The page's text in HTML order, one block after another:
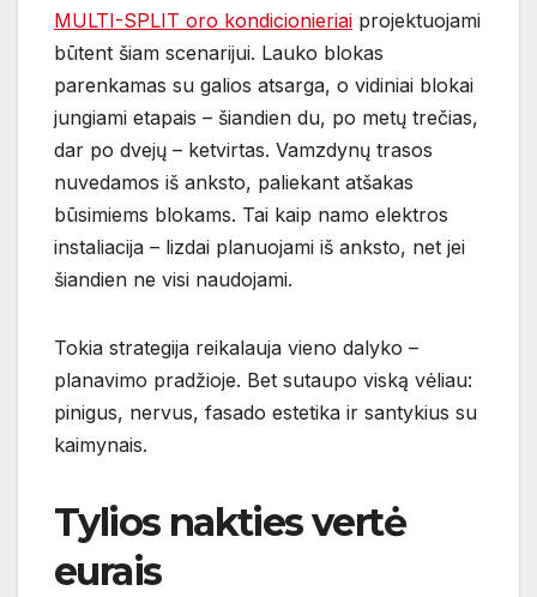
MULTI-SPLIT oro kondicionieriai projektuojami
būtent šiam scenarijui. Lauko blokas
parenkamas su galios atsarga, o vidiniai blokai
jungiami etapais – šiandien du, po metų trečias,
dar po dvejų – ketvirtas. Vamzdynų trasos
nuvedamos iš anksto, paliekant atšakas
būsimiems blokams. Tai kaip namo elektros
instaliacija – lizdai planuojami iš anksto, net jei
šiandien ne visi naudojami.
Tokia strategija reikalauja vieno dalyko –
planavimo pradžioje. Bet sutaupo viską vėliau:
pinigus, nervus, fasado estetika ir santykius su
kaimynais.
Tylios nakties vertė
eurais